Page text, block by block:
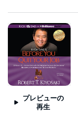
プレビューの
再生